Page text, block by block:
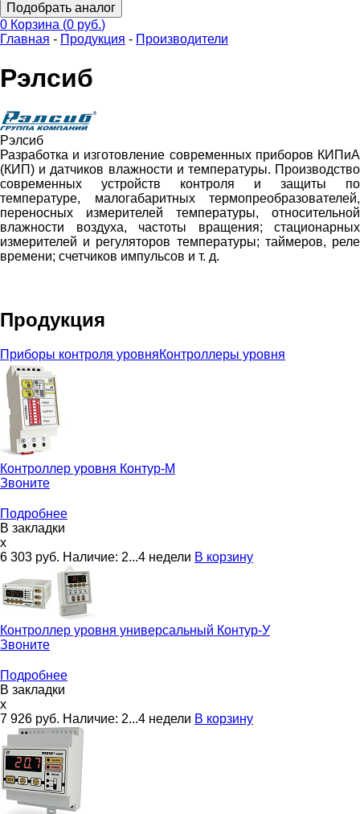
Подобрать аналог
0 Корзина (0 руб.)
Главная - Продукция - Производители
Рэлсиб
Рэлсиб
Разработка и изготовление современных приборов КИПиА
(КИП) и датчиков влажности и температуры. Производство
современных устройств контроля и защиты по
температуре, малогабаритных термопреобразователей,
переносных измерителей температуры, относительной
влажности воздуха, частоты вращения; стационарных
измерителей и регуляторов температуры; таймеров, реле
времени; счетчиков импульсов и т. д.
Продукция
Приборы контроля уровняКонтроллеры уровня
Контроллер уровня Контур-М
Звоните
Подробнее
В закладки
x
6 303 руб. Наличие: 2...4 недели В корзину
Контроллер уровня универсальный Контур-У
Звоните
Подробнее
В закладки
x
7 926 руб. Наличие: 2...4 недели В корзину